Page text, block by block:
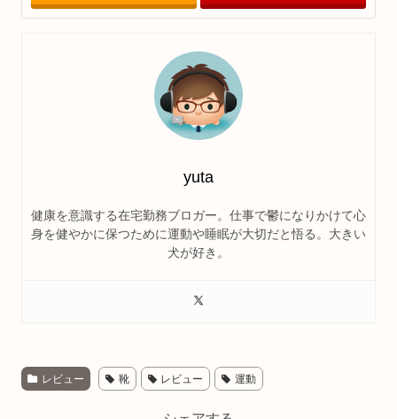
yuta
健康を意識する在宅勤務ブロガー。仕事で鬱になりかけて心
身を健やかに保つために運動や睡眠が大切だと悟る。大きい
犬が好き。
レビュー 靴 レビュー 運動